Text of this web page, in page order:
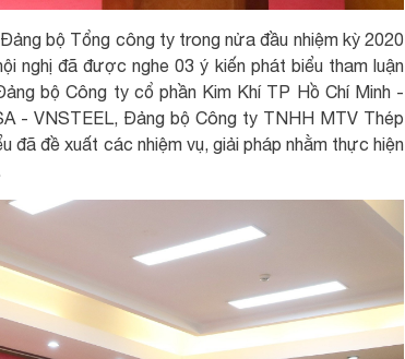
bộ Tổng công ty trong nửa đầu nhiệm kỳ 2020
đã được nghe 03 ý kiến phát biểu tham luận
bộ Công ty cổ phần Kim Khí TP Hồ Chí Minh -
- VNSTEEL, Đảng bộ Công ty TNHH MTV Thép
đề xuất các nhiệm vụ, giải pháp nhằm thực hiện